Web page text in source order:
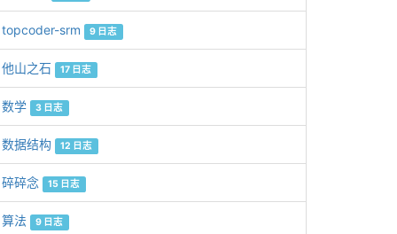
topcoder-srm 9 日志
他山之石 17 日志
数学 3 日志
数据结构 12 日志
碎碎念 15 日志
算法 9 日志